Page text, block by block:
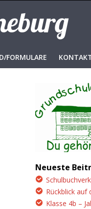
FORMULARE
Neueste
Rückblick auf
Klasse 4b –